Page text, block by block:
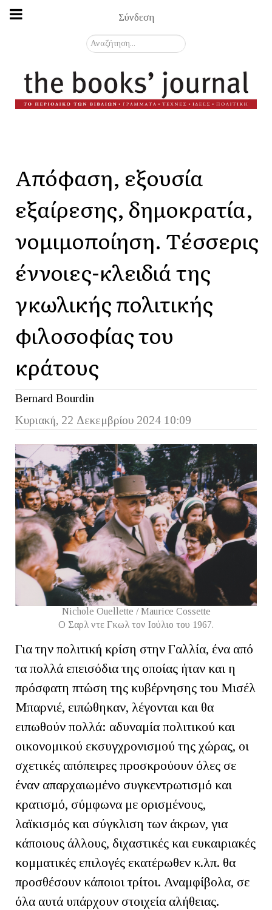
Σύνδεση
Αναζήτηση...
Απόφαση, εξουσία
εξαίρεσης, δημοκρατία,
νομιμοποίηση. Tέσσερις
έννοιες-κλειδιά της
γκωλικής πολιτικής
φιλοσοφίας του
κράτους
Bernard Bourdin
Κυριακή, 22 Δεκεμβρίου 2024 10:09
Nichole Ouellette / Maurice Cossette
Ο Σαρλ ντε Γκωλ τον Ιούλιο του 1967.
Για την πολιτική κρίση στην Γαλλία, ένα από
τα πολλά επεισόδια της οποίας ήταν και η
πρόσφατη πτώση της κυβέρνησης του Μισέλ
Μπαρνιέ, ειπώθηκαν, λέγονται και θα
ειπωθούν πολλά: αδυναμία πολιτικού και
οικονομικού εκσυγχρονισμού της χώρας, οι
σχετικές απόπειρες προσκρούουν όλες σε
έναν απαρχαιωμένο συγκεντρωτισμό και
κρατισμό, σύμφωνα με ορισμένους,
λαϊκισμός και σύγκλιση των άκρων, για
κάποιους άλλους, διχαστικές και ευκαιριακές
κομματικές επιλογές εκατέρωθεν κ.λπ. θα
προσθέσουν κάποιοι τρίτοι. Αναμφίβολα, σε
όλα αυτά υπάρχουν στοιχεία αλήθειας.